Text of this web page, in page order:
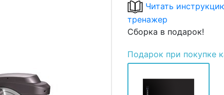
Читать
тренажер
Сборка в подарок!
Подарок при покупке